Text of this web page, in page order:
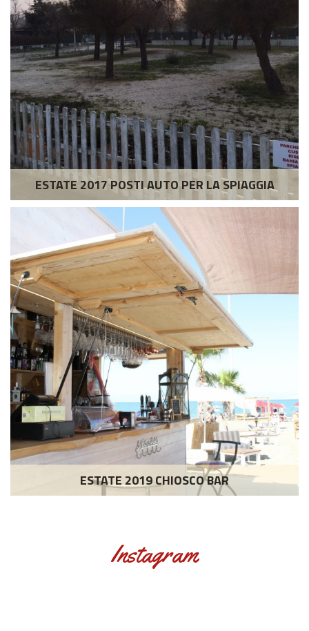
ESTATE 2017 POSTI AUTO PER LA SPIAGGIA
ESTATE 2019 CHIOSCO BAR
Instagram